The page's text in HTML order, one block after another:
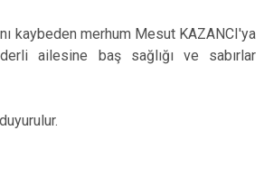
kaybeden merhum Mesut KAZANCI'ya
ailesine baş sağlığı ve sabırlar